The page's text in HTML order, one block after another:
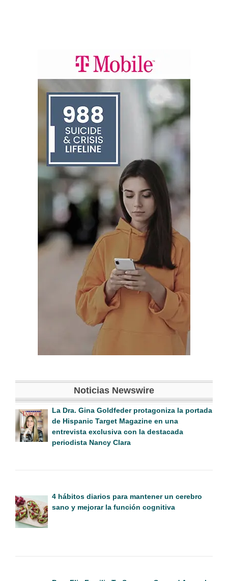
Noticias Newswire
La Dra. Gina Goldfeder protagoniza la portada
de Hispanic Target Magazine en una
entrevista exclusiva con la destacada
periodista Nancy Clara
4 hábitos diarios para mantener un cerebro
sano y mejorar la función cognitiva